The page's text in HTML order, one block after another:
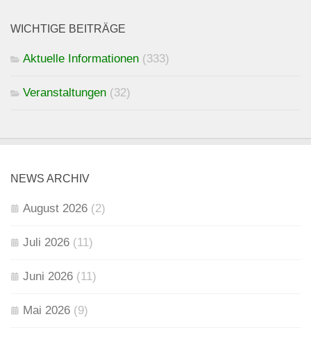
WICHTIGE BEITRÄGE
Aktuelle Informationen (333)
Veranstaltungen (32)
NEWS ARCHIV
August 2026 (2)
Juli 2026 (11)
Juni 2026 (11)
Mai 2026 (9)